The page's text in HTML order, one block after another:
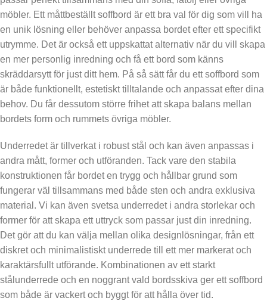
möbler. Ett måttbeställt soffbord är ett bra val för dig som vill ha
en unik lösning eller behöver anpassa bordet efter ett specifikt
utrymme. Det är också ett uppskattat alternativ när du vill skapa
en mer personlig inredning och få ett bord som känns
skräddarsytt för just ditt hem. På så sätt får du ett soffbord som
är både funktionellt, estetiskt tilltalande och anpassat efter dina
behov. Du får dessutom större frihet att skapa balans mellan
bordets form och rummets övriga möbler.
Underredet är tillverkat i robust stål och kan även anpassas i
andra mått, former och utföranden. Tack vare den stabila
konstruktionen får bordet en trygg och hållbar grund som
fungerar väl tillsammans med både sten och andra exklusiva
material. Vi kan även svetsa underredet i andra storlekar och
former för att skapa ett uttryck som passar just din inredning.
Det gör att du kan välja mellan olika designlösningar, från ett
diskret och minimalistiskt underrede till ett mer markerat och
karaktärsfullt utförande. Kombinationen av ett starkt
stålunderrede och en noggrant vald bordsskiva ger ett soffbord
som både är vackert och byggt för att hålla över tid.